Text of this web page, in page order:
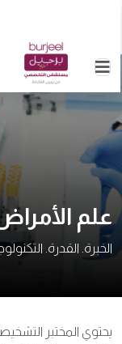
علم
الخبرة. القدرة.
يحتوي المختبر